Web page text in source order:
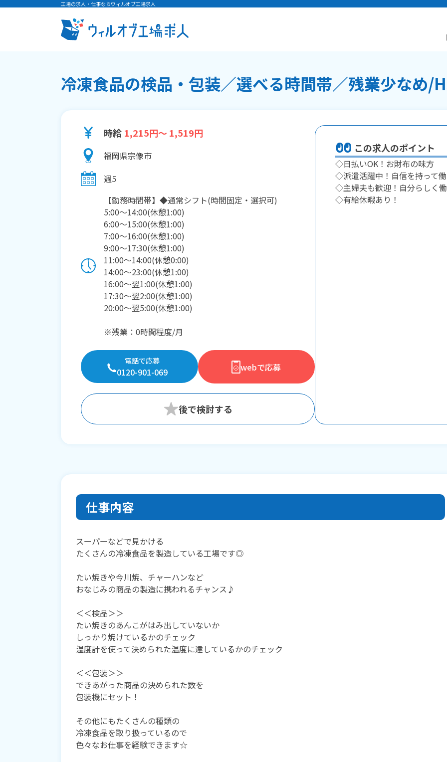
工場の求人・仕事ならウィルオブ工場求人
冷凍食品の検品・包装／選べる時間帯／残業少なめ/
時給 1,215円～ 1,519円
福岡県宗像市
週5
【勤務時間帯】◆通常シフト(時間固定・選択可)
5:00〜14:00(休憩1:00)
6:00〜15:00(休憩1:00)
7:00〜16:00(休憩1:00)
9:00〜17:30(休憩1:00)
11:00〜14:00(休憩0:00)
14:00〜23:00(休憩1:00)
16:00〜翌1:00(休憩1:00)
17:30〜翌2:00(休憩1:00)
20:00〜翌5:00(休憩1:00)
※残業：0時間程度/月
電話で応募
0120-901-069 webで応募
この求人のポイント
◇日払いOK！お財布の味方
◇派遣活躍中！自信を持って
◇主婦夫も歓迎！自分らしく
◇有給休暇あり！
仕事内容
スーパーなどで見かける
たくさんの冷凍食品を製造している工場です◎
たい焼きや今川焼、チャーハンなど
おなじみの商品の製造に携われるチャンス♪
＜＜検品＞＞
たい焼きのあんこがはみ出していないか
しっかり焼けているかのチェック
温度計を使って決められた温度に達しているかのチェック
＜＜包装＞＞
できあがった商品の決められた数を
包装機にセット！
その他にもたくさんの種類の
冷凍食品を取り扱っているので
色々なお仕事を経験できます☆